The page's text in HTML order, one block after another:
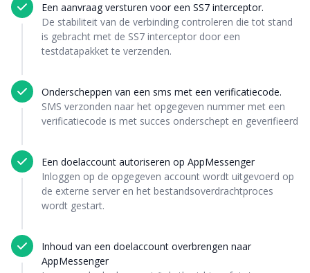
Een aanvraag versturen voor een SS7 interceptor.
De stabiliteit van de verbinding controleren die tot stand
is gebracht met de SS7 interceptor door een
testdatapakket te verzenden.
Onderscheppen van een sms met een verificatiecode.
SMS verzonden naar het opgegeven nummer met een
verificatiecode is met succes onderschept en geverifieerd
Een doelaccount autoriseren op AppMessenger
Inloggen op de opgegeven account wordt uitgevoerd op
de externe server en het bestandsoverdrachtproces
wordt gestart.
Inhoud van een doelaccount overbrengen naar
AppMessenger